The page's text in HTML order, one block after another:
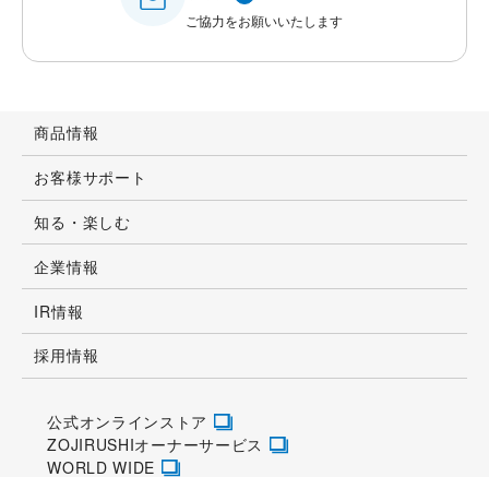
ステンレス鍋（ＩＨなべ）
ポータブルコンロ
お客様サポートサイト
商品情報
お客様サポート
知る・楽しむ
企業情報